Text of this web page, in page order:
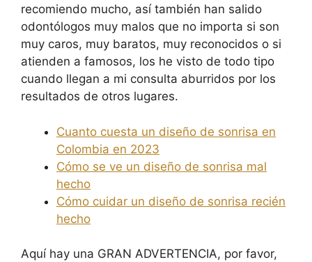
recomiendo mucho, así también han salido
odontólogos muy malos que no importa si son
muy caros, muy baratos, muy reconocidos o si
atienden a famosos, los he visto de todo tipo
cuando llegan a mi consulta aburridos por los
resultados de otros lugares.
Cuanto cuesta un diseño de sonrisa en
Colombia en 2023
Cómo se ve un diseño de sonrisa mal
hecho
Cómo cuidar un diseño de sonrisa recién
hecho
Aquí hay una GRAN ADVERTENCIA, por favor,